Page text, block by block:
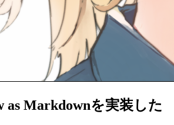
as Markdownを実装した